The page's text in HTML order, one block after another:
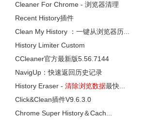
Cleaner For Chrome - 浏览器清理
Recent History插件
Clean My History ：一键从浏览器历...
History Limiter Custom
CCleaner官方最新版5.56.7144
NavigUp：快速返回历史记录
History Eraser -清除浏览数据最快...
Click&Clean插件V9.6.3.0
Chrome Super History＆Cach...